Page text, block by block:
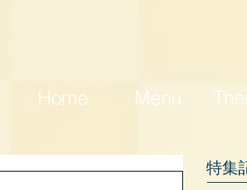
Home Menu
特集